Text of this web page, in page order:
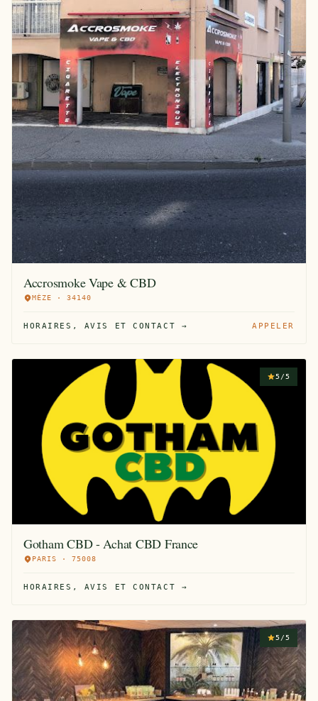
Accrosmoke Vape & CBD
MÈZE · 34140
HORAIRES, AVIS ET CONTACT → APPELER
5/5
Gotham CBD - Achat CBD France
PARIS · 75008
HORAIRES, AVIS ET CONTACT →
5/5